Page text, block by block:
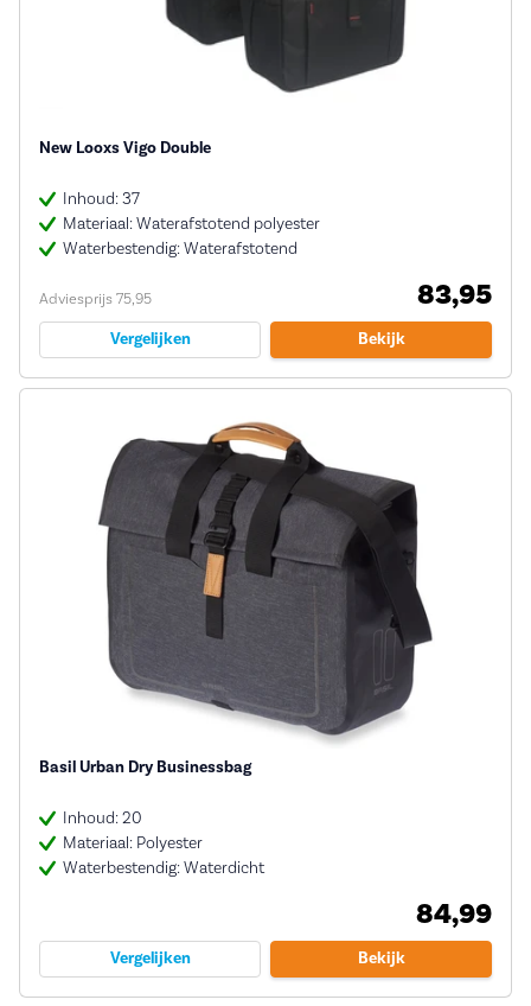
New Looxs Vigo Double
Inhoud: 37
Materiaal: Waterafstotend polyester
Waterbestendig: Waterafstotend
Adviesprijs 75,95 83,95
Vergelijken Bekijk
Basil Urban Dry Businessbag
Inhoud: 20
Materiaal: Polyester
Waterbestendig: Waterdicht
84,99
Vergelijken Bekijk